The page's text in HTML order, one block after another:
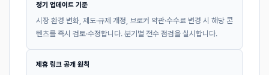
정기 업데이트 기준
시장 환경 변화, 제도·규제 개정, 브로커 약관·수수료 변경 시 해당 콘
텐츠를 즉시 검토·수정합니다. 분기별 전수 점검을 실시합니다.
제휴 링크 공개 원칙